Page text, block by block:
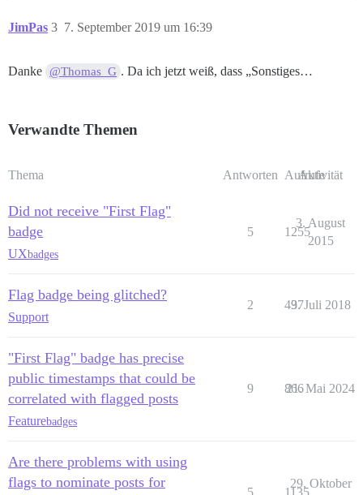
JimPas 7. September 2019 um 16:39
3
Danke @Thomas_G . Da ich jetzt weiß, dass „Sonstiges…
Verwandte Themen
Thema Antworten Aufrufe
Aktivität
Did not receive "First Flag"
badge
UXbadges
5 1255
3. August
2015
Flag badge being glitched?
Support
2 437
9. Juli 2018
"First Flag" badge has precise
public timestamps that could be
correlated with flagged posts
Featurebadges
9 866
21. Mai 2024
Are there problems with using
flags to nominate posts for
29. Oktober